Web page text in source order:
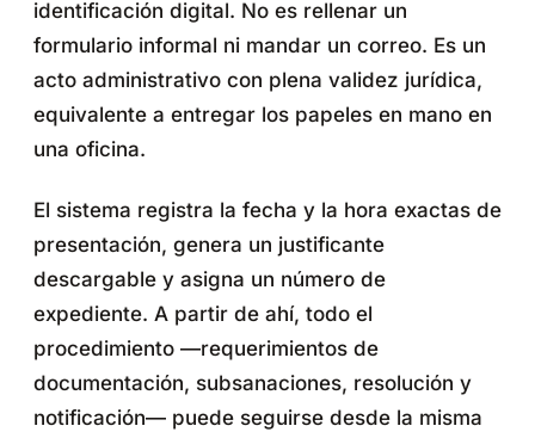
identificación digital. No es rellenar un
formulario informal ni mandar un correo. Es un
acto administrativo con plena validez jurídica,
equivalente a entregar los papeles en mano en
una oficina.
El sistema registra la fecha y la hora exactas de
presentación, genera un justificante
descargable y asigna un número de
expediente. A partir de ahí, todo el
procedimiento —requerimientos de
documentación, subsanaciones, resolución y
notificación— puede seguirse desde la misma